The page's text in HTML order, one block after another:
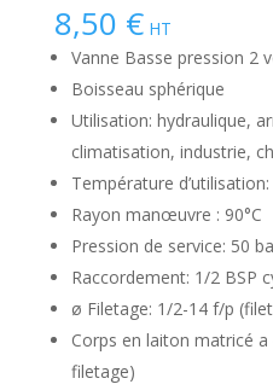
8,50 € HT
Vanne Basse pression 2
Boisseau sphérique
Utilisation: hydraulique,
climatisation, industrie,
Température d’utilisation:
Rayon manœuvre : 90°C
Pression de service: 50
Raccordement: 1/2 BSP
ø Filetage: 1/2-14 f/p
Corps en laiton matricé
filetage)